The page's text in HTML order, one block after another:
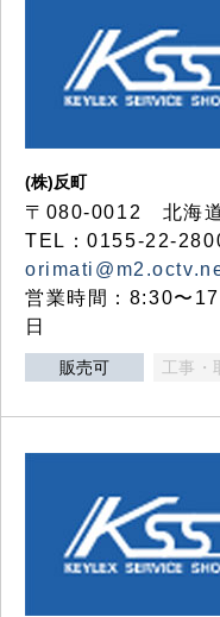
(株)反町
〒080-0012 北海
TEL：0155-22-
営業時間：8:30〜
日
販売可 工事・